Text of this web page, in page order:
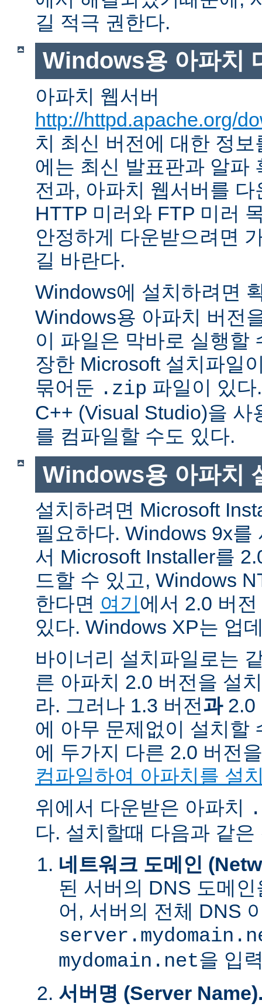
길 적극 권한다.
Windows용 아파치
아파치 웹서버
http://httpd.apache.org/
치 최신 버전에 대한 정
에는 최신 발표판과 알파
전과, 아파치 웹서버를
HTTP 미러와 FTP 미러
안정하게 다운받으려면
길 바란다.
Windows에 설치하려면
Windows용 아파치 버전
이 파일은 막바로 실행할
장한 Microsoft 설치파일
묶어둔 .zip 파일이 있
C++ (Visual Studio)을 사
를 컴파일할 수도 있다.
Windows용 아파치
설치하려면 Microsoft
필요하다. Windows 9x
서 Microsoft Installer를
드할 수 있고, Windows
한다면 여기 에서 2.0 버
있다. Windows XP는 업
바이너리 설치파일로는
른 아파치 2.0 버전을 설
라. 그러나 1.3 버전과2.0
에 아무 문제없이 설치할
에 두가지 다른 2.0 버전
컴파일하여 아파치를 설
위에서 다운받은 아파치
다. 설치할때 다음과 같
네트워크 도메인
된 서버의 DNS 도메
어, 서버의 전체 DNS
mydomain.net을 입
서버명 (Server